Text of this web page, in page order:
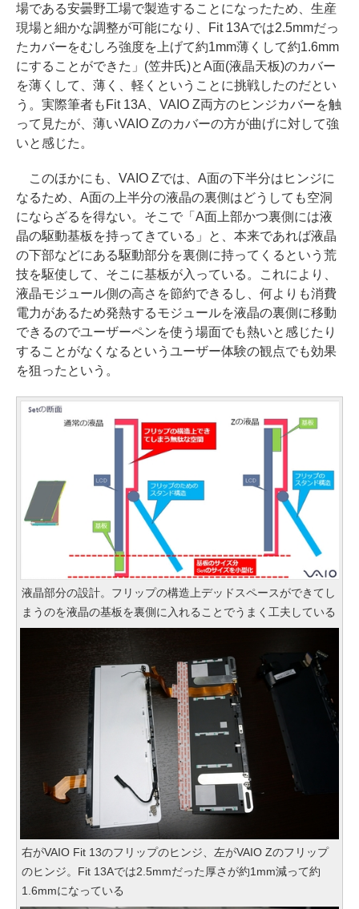
場である安曇野工場で製造することになったため、生産
現場と細かな調整が可能になり、Fit 13Aでは2.5mmだっ
たカバーをむしろ強度を上げて約1mm薄くして約1.6mm
にすることができた」(笠井氏)とA面(液晶天板)のカバー
を薄くして、薄く、軽くということに挑戦したのだとい
う。実際筆者もFit 13A、VAIO Z両方のヒンジカバーを触
って見たが、薄いVAIO Zのカバーの方が曲げに対して強
いと感じた。
このほかにも、VAIO Zでは、A面の下半分はヒンジに
なるため、A面の上半分の液晶の裏側はどうしても空洞
にならざるを得ない。そこで「A面上部かつ裏側には液
晶の駆動基板を持ってきている」と、本来であれば液晶
の下部などにある駆動部分を裏側に持ってくるという荒
技を駆使して、そこに基板が入っている。これにより、
液晶モジュール側の高さを節約できるし、何よりも消費
電力があるため発熱するモジュールを液晶の裏側に移動
できるのでユーザーペンを使う場面でも熱いと感じたり
することがなくなるというユーザー体験の観点でも効果
を狙ったという。
液晶部分の設計。フリップの構造上デッドスペースができてし
まうのを液晶の基板を裏側に入れることでうまく工夫している
右がVAIO Fit 13のフリップのヒンジ、左がVAIO Zのフリップ
のヒンジ。Fit 13Aでは2.5mmだった厚さが約1mm減って約
1.6mmになっている